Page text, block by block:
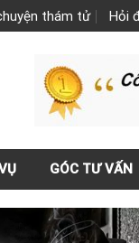
thám tử Hỏi
GÓC TƯ VẤN